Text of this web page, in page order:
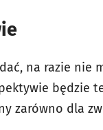
na razie nie
będzie
zarówno dla